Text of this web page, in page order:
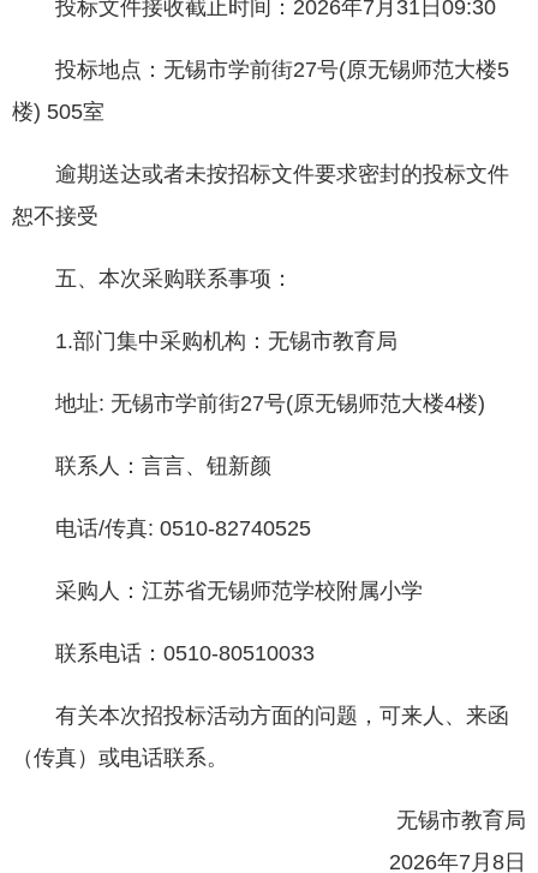
投标文件接收截止时间：2026年7月31日09:30
投标地点：无锡市学前街27号(原无锡师范大楼5
楼) 505室
逾期送达或者未按招标文件要求密封的投标文件
恕不接受
五、本次采购联系事项：
1.部门集中采购机构：无锡市教育局
地址: 无锡市学前街27号(原无锡师范大楼4楼)
联系人：言言、钮新颜
电话/传真: 0510-82740525
采购人：江苏省无锡师范学校附属小学
联系电话：0510-80510033
有关本次招投标活动方面的问题，可来人、来函
（传真）或电话联系。
无锡市教育局
2026年7月8日